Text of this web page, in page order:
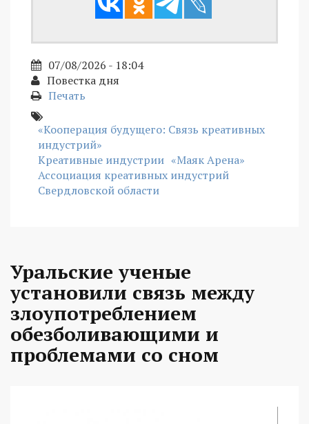
07/08/2026 - 18:04
Повестка дня
Печать
«Кооперация будущего: Связь креативных
индустрий»
Креативные индустрии «Маяк Арена»
Ассоциация креативных индустрий
Свердловской области
Уральские ученые
установили связь между
злоупотреблением
обезболивающими и
проблемами со сном